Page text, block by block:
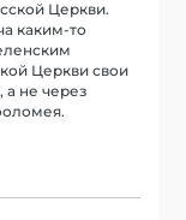
Церкви.
каким-то
Церкви свои
а не через